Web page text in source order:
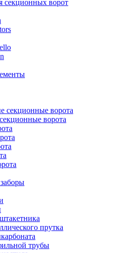
секционных ворот
секционные ворота
ворота
прутка
трубы